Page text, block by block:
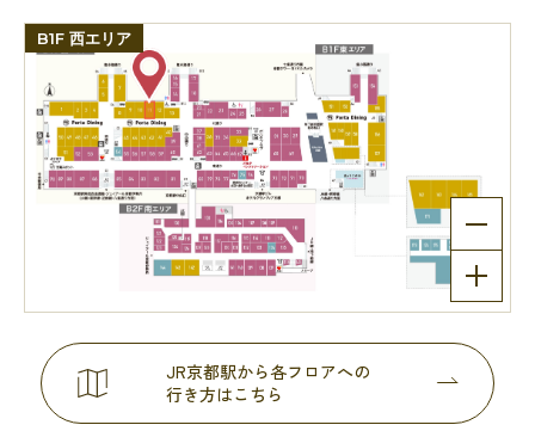
B1F 西エリア
JR京都駅から各フロアへの
行き方はこちら